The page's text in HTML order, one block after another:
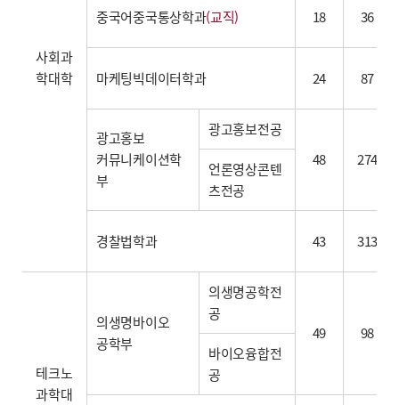
사회과
학대학
중국어중국통상학과(교직) 18 36
마케팅빅데이터학과 24 87
광고홍보
커뮤니케이션학
부
광고홍보전공
48
274
언론영상콘텐
츠전공
경찰법학과 43 313
테크노
과학대
의생명바이오
공학부
의생명공학전
공
49
98
바이오융합전
공